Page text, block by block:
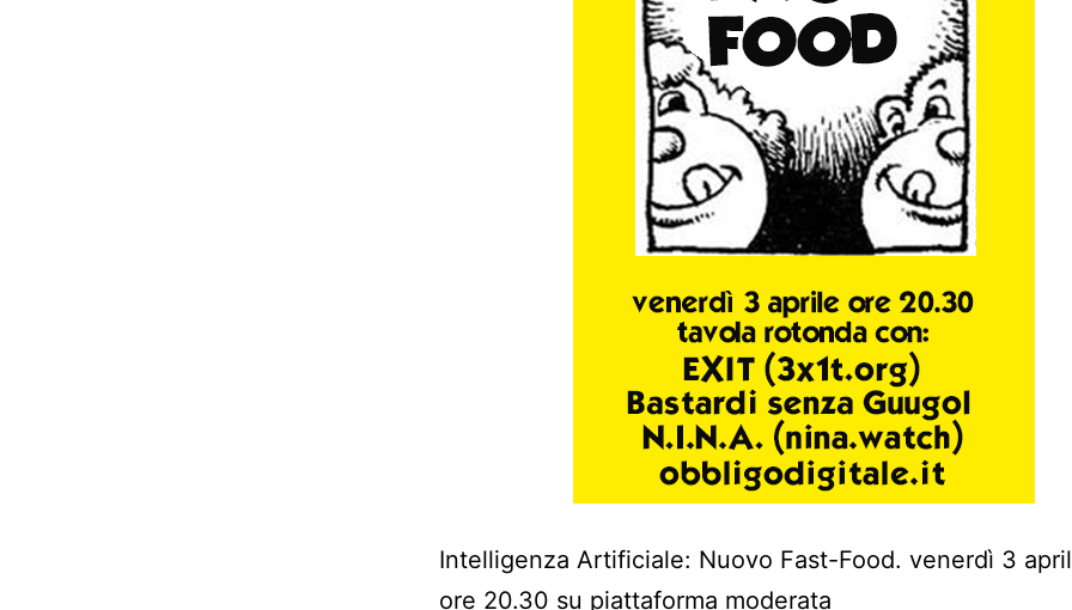
Intelligenza Artificiale: Nuovo Fast-Food. venerdì 3
ore 20.30 su piattaforma moderata